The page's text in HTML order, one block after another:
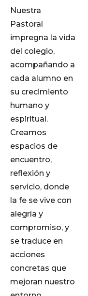
Nuestra
Pastoral
impregna la vida
del colegio,
acompañando a
cada alumno en
su crecimiento
humano y
espiritual.
Creamos
espacios de
encuentro,
reflexión y
servicio, donde
la fe se vive con
alegría y
compromiso, y
se traduce en
acciones
concretas que
mejoran nuestro